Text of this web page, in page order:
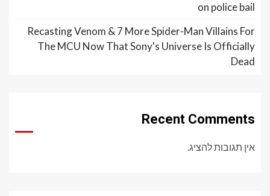
on police bail
Recasting Venom & 7 More Spider-Man Villains For
The MCU Now That Sony's Universe Is Officially
Dead
Recent Comments
אין תגובות להציג.